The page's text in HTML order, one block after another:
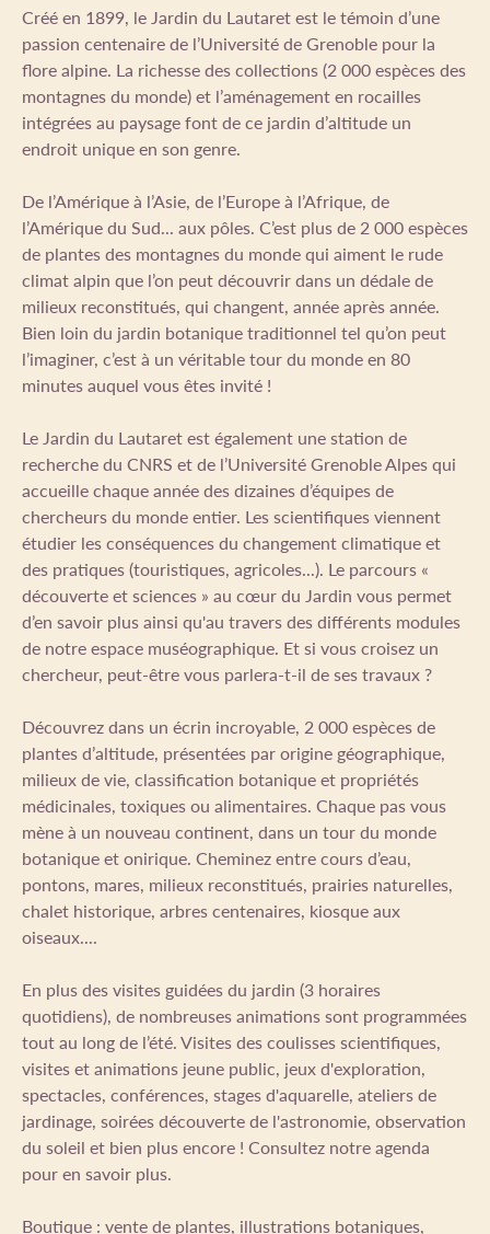
Créé en 1899, le Jardin du Lautaret est le témoin d’une
passion centenaire de l’Université de Grenoble pour la
flore alpine. La richesse des collections (2 000 espèces des
montagnes du monde) et l’aménagement en rocailles
intégrées au paysage font de ce jardin d’altitude un
endroit unique en son genre.
De l’Amérique à l’Asie, de l’Europe à l’Afrique, de
l’Amérique du Sud... aux pôles. C’est plus de 2 000 espèces
de plantes des montagnes du monde qui aiment le rude
climat alpin que l’on peut découvrir dans un dédale de
milieux reconstitués, qui changent, année après année.
Bien loin du jardin botanique traditionnel tel qu’on peut
l’imaginer, c’est à un véritable tour du monde en 80
minutes auquel vous êtes invité !
Le Jardin du Lautaret est également une station de
recherche du CNRS et de l’Université Grenoble Alpes qui
accueille chaque année des dizaines d’équipes de
chercheurs du monde entier. Les scientifiques viennent
étudier les conséquences du changement climatique et
des pratiques (touristiques, agricoles...). Le parcours «
découverte et sciences » au cœur du Jardin vous permet
d’en savoir plus ainsi qu'au travers des différents modules
de notre espace muséographique. Et si vous croisez un
chercheur, peut-être vous parlera-t-il de ses travaux ?
Découvrez dans un écrin incroyable, 2 000 espèces de
plantes d’altitude, présentées par origine géographique,
milieux de vie, classification botanique et propriétés
médicinales, toxiques ou alimentaires. Chaque pas vous
mène à un nouveau continent, dans un tour du monde
botanique et onirique. Cheminez entre cours d’eau,
pontons, mares, milieux reconstitués, prairies naturelles,
chalet historique, arbres centenaires, kiosque aux
oiseaux....
En plus des visites guidées du jardin (3 horaires
quotidiens), de nombreuses animations sont programmées
tout au long de l’été. Visites des coulisses scientifiques,
visites et animations jeune public, jeux d'exploration,
spectacles, conférences, stages d'aquarelle, ateliers de
jardinage, soirées découverte de l'astronomie, observation
du soleil et bien plus encore ! Consultez notre agenda
pour en savoir plus.
Boutique : vente de plantes, illustrations botaniques,